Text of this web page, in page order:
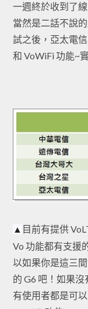
一週終於收到了
當然是二話不說
試之後，亞太電
和 VoWiFi 功能~
▲ 目前有提供
Vo 功能都有支援
以如果你是這三
的 G6 吧！如果
有使用者都是可